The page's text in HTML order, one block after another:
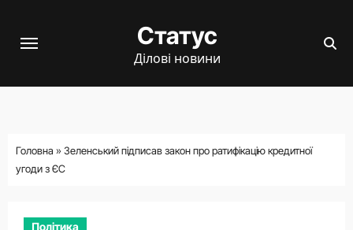
Статус
Ділові новини
Головна » Зеленський підписав закон про ратифікацію кредитної
угоди з ЄС
Політика